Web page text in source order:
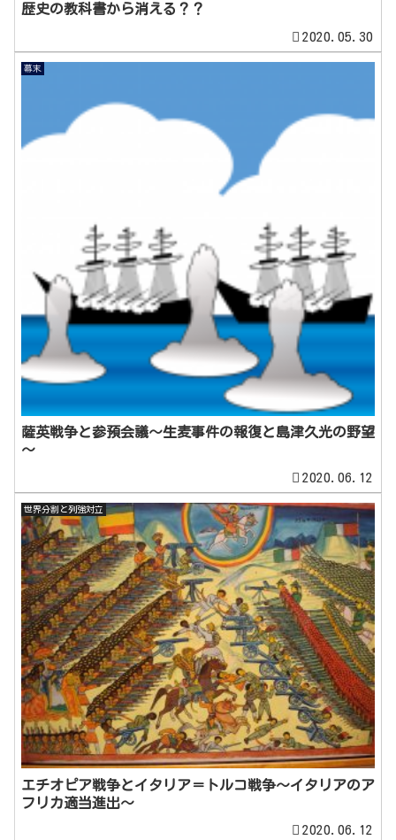
歴史の教科書から消える？？
2020.05.30
幕末
薩英戦争と参預会議～生麦事件の報復と島津久光の野望
～
2020.06.12
世界分割と列強対立
エチオピア戦争とイタリア＝トルコ戦争～イタリアのア
フリカ適当進出～
2020.06.12